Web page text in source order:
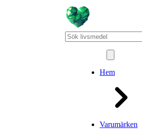
Hem
Varumärken